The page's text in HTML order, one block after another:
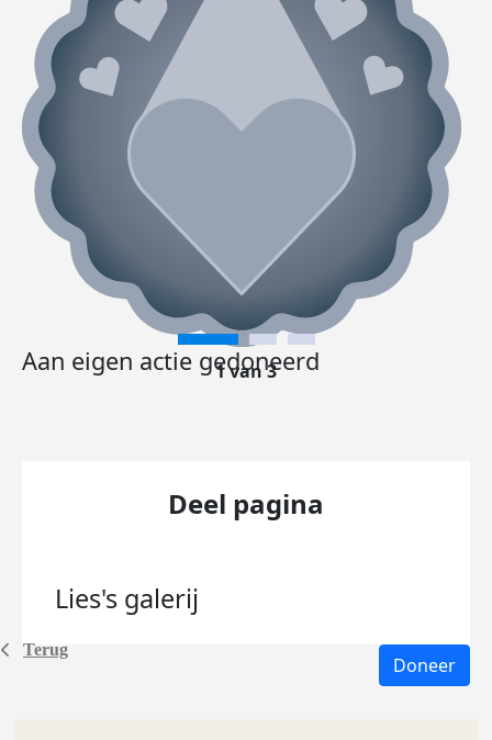
Terug
Aan eigen actie gedoneerd
1 van 3
Deel pagina
Lies's galerij
Doneer